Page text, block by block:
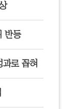
반등
로 꼽혀